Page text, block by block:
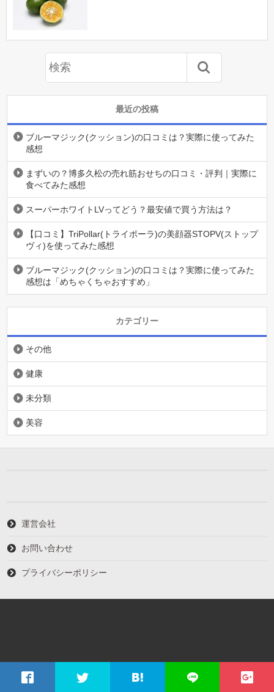
最近の投稿
ブルーマジック(クッション)の口コミは？実際に使ってみた
感想
まずいの？博多久松の売れ筋おせちの口コミ・評判｜実際に
食べてみた感想
スーパーホワイトLVってどう？最安値で買う方法は？
【口コミ】TriPollar(トライポーラ)の美顔器STOPV(ストップ
ヴィ)を使ってみた感想
ブルーマジック(クッション)の口コミは？実際に使ってみた
感想は「めちゃくちゃおすすめ」
カテゴリー
その他
健康
未分類
美容
運営会社
お問い合わせ
プライバシーポリシー